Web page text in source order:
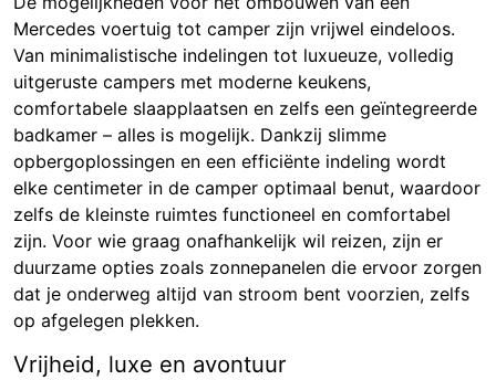
Mercedes voertuig tot camper zijn vrijwel eindeloos.
Van minimalistische indelingen tot luxueuze, volledig
uitgeruste campers met moderne keukens,
comfortabele slaapplaatsen en zelfs een geïntegreerde
badkamer – alles is mogelijk. Dankzij slimme
opbergoplossingen en een efficiënte indeling wordt
elke centimeter in de camper optimaal benut, waardoor
zelfs de kleinste ruimtes functioneel en comfortabel
zijn. Voor wie graag onafhankelijk wil reizen, zijn er
duurzame opties zoals zonnepanelen die ervoor zorgen
dat je onderweg altijd van stroom bent voorzien, zelfs
op afgelegen plekken.
Vrijheid, luxe en avontuur